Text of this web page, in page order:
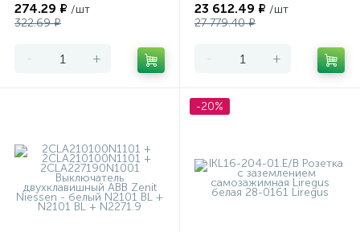
274.29 ₽ /шт
322.69 ₽
- +
программируемый Merten
23 612.49 ₽ /шт
27 779.40 ₽
- +
-20%